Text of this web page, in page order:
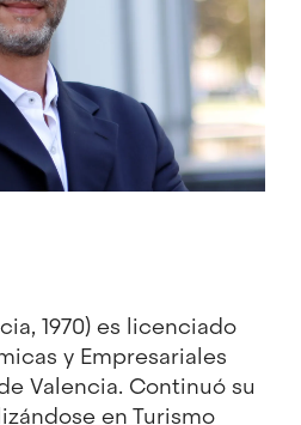
1970) es licenciado
y Empresariales
Valencia. Continuó su
en Turismo